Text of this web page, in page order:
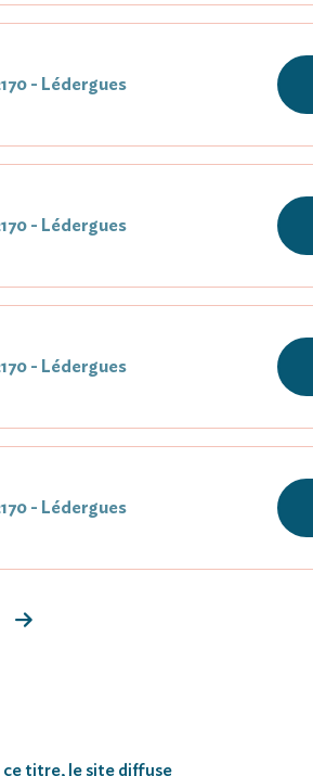
- Lédergues
- Lédergues
- Lédergues
- Lédergues
ce titre, le site diffuse